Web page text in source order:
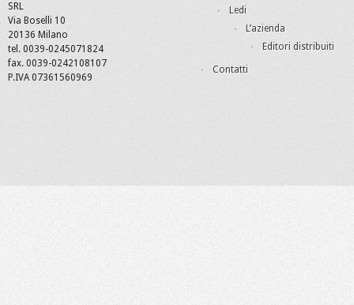
SRL
Via Boselli 10
20136 Milano
tel. 0039-0245071824
fax. 0039-0242108107
P.IVA 07361560969
Ledi
L’azienda
Editori distribuiti
Contatti